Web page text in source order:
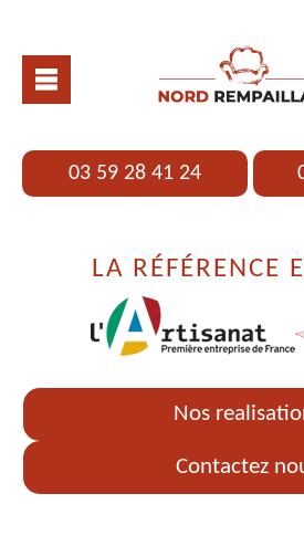
03 59 28 41 24
LA RÉFÉRENCE
Nos
Contactez